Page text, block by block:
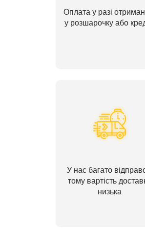
Оплата у разі
у розшарочку або
У нас багато
тому вартість
низька